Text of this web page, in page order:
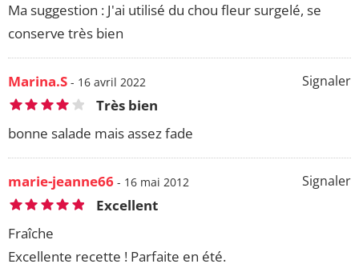
Ma suggestion : J'ai utilisé du chou fleur surgelé, se
conserve très bien
Signaler
Marina.S - 16 avril 2022
Très bien
bonne salade mais assez fade
Signaler
marie-jeanne66 - 16 mai 2012
Excellent
Fraîche
Excellente recette ! Parfaite en été.